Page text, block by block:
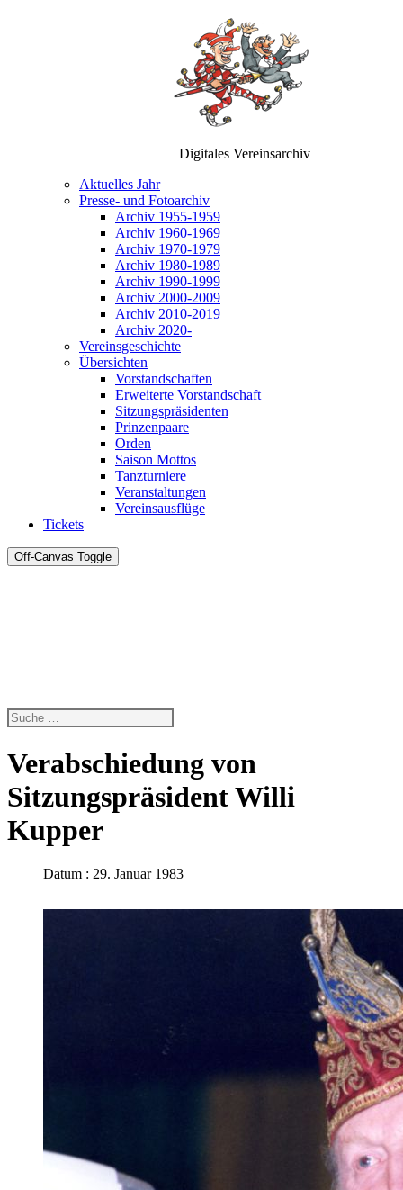
Digitales Vereinsarchiv
Aktuelles Jahr
Presse- und Fotoarchiv
Archiv 1955-1959
Archiv 1960-1969
Archiv 1970-1979
Archiv 1980-1989
Archiv 1990-1999
Archiv 2000-2009
Archiv 2010-2019
Archiv 2020-
Vereinsgeschichte
Übersichten
Vorstandschaften
Erweiterte Vorstandschaft
Sitzungspräsidenten
Prinzenpaare
Orden
Saison Mottos
Tanzturniere
Veranstaltungen
Vereinsausflüge
Tickets
Off-Canvas Toggle
Verabschiedung von
Sitzungspräsident Willi
Kupper
Datum : 29. Januar 1983